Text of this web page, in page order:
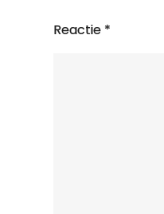
Reactie *